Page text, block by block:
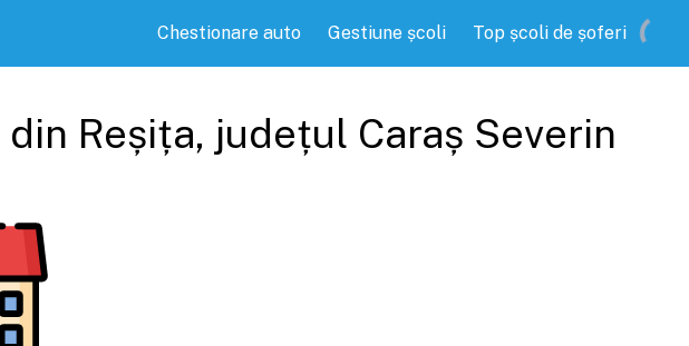
Chestionare auto Gestiune școli Top școli de șoferi
din Reșița, județul Caraș Severin